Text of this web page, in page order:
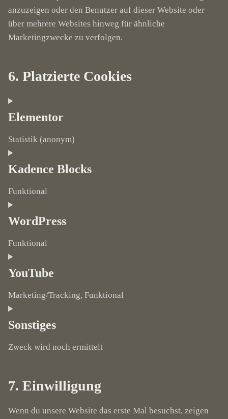
anzuzeigen oder den Benutzer auf dieser Website oder
über mehrere Websites hinweg für ähnliche
Marketingzwecke zu verfolgen.
6. Platzierte Cookies
Elementor
Statistik (anonym)
Consent
to
elementor
Kadence Blocks
Funktional
Consent
to
kadence-
blocks
WordPress
Funktional
Consent
to
wordpress
YouTube
Marketing/Tracking, Funktional
Consent
to
youtube
Sonstiges
Zweck wird noch ermittelt
service
7. Einwilligung
Wenn du unsere Website das erste Mal besuchst, zeigen